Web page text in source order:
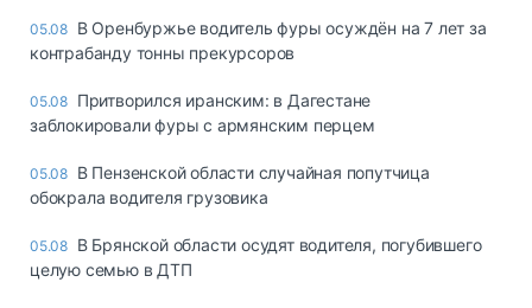
05.08 В Оренбуржье водитель фуры осуждён на 7 лет за
контрабанду тонны прекурсоров
05.08 Притворился иранским: в Дагестане
заблокировали фуры с армянским перцем
05.08 В Пензенской области случайная попутчица
обокрала водителя грузовика
05.08 В Брянской области осудят водителя, погубившего
целую семью в ДТП